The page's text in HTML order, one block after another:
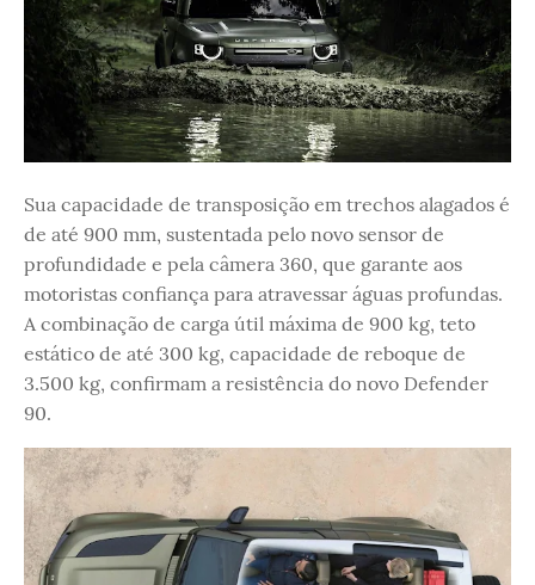
Sua capacidade de transposição em trechos alagados é
de até 900 mm, sustentada pelo novo sensor de
profundidade e pela câmera 360, que garante aos
motoristas confiança para atravessar águas profundas.
A combinação de carga útil máxima de 900 kg, teto
estático de até 300 kg, capacidade de reboque de
3.500 kg, confirmam a resistência do novo Defender
90.